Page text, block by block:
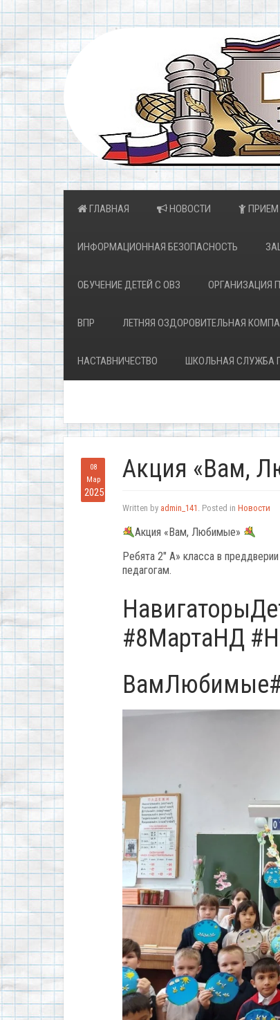
ГЛАВНАЯ НОВОСТИ ПРИЕМ
ИНФОРМАЦИОННАЯ БЕЗОПАСНОСТЬ
ОБУЧЕНИЕ ДЕТЕЙ С ОВЗ ОРГАНИЗАЦИЯ
ВПР ЛЕТНЯЯ ОЗДОРОВИТЕЛЬНАЯ
НАСТАВНИЧЕСТВО ШКОЛЬНАЯ СЛУЖБА
08
Мар
2025
Акция «Вам,
Written by admin_141 . Posted in Новости
Акция «Вам, Любимые»
Ребята 2″ А» класса в
педагогам.
#8МартаНД